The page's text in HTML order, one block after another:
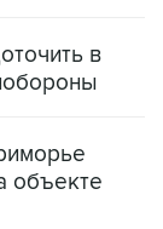
в
объекте